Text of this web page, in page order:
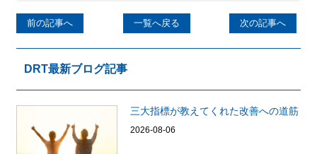
前の記事へ 一覧へ戻る 次の記事へ
DRT最新ブログ記事
三大指標が教えてくれた改善への道筋
2026-08-06